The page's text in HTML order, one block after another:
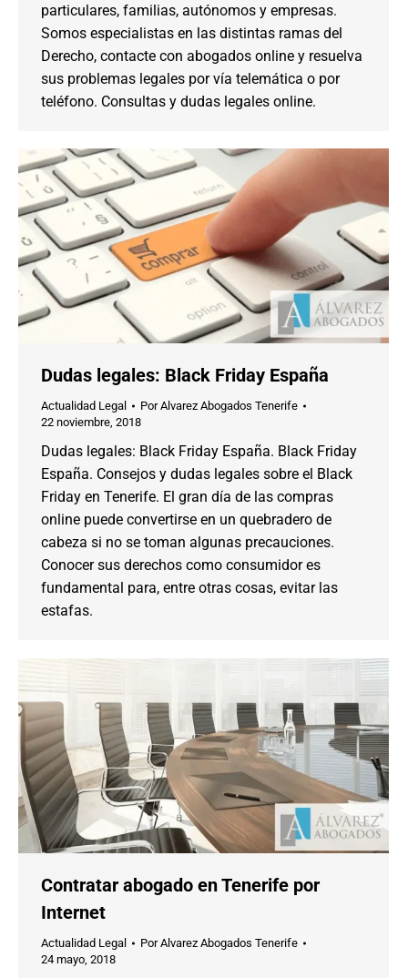
particulares, familias, autónomos y empresas.
Somos especialistas en las distintas ramas del
Derecho, contacte con abogados online y resuelva
sus problemas legales por vía telemática o por
teléfono. Consultas y dudas legales online.
Dudas legales: Black Friday España
Actualidad Legal PorAlvarez Abogados Tenerife
22 noviembre, 2018
Dudas legales: Black Friday España. Black Friday
España. Consejos y dudas legales sobre el Black
Friday en Tenerife. El gran día de las compras
online puede convertirse en un quebradero de
cabeza si no se toman algunas precauciones.
Conocer sus derechos como consumidor es
fundamental para, entre otras cosas, evitar las
estafas.
Contratar abogado en Tenerife por
Internet
Actualidad Legal PorAlvarez Abogados Tenerife
24 mayo, 2018